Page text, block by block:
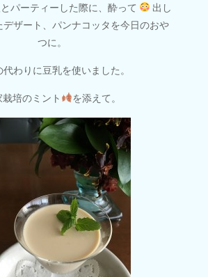
パーティーした際に、酔って
出し
デザート、パンナコッタを今日のおや
つに。
代わりに豆乳を使いました。
栽培のミント を添えて。